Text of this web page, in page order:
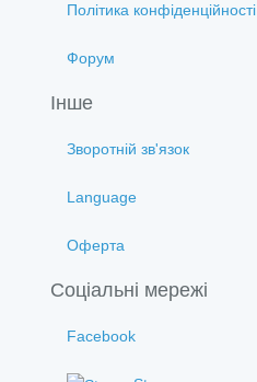
Політика конфіденційності
Форум
Інше
Зворотній зв'язок
Language
Оферта
Соціальні мережі
Facebook